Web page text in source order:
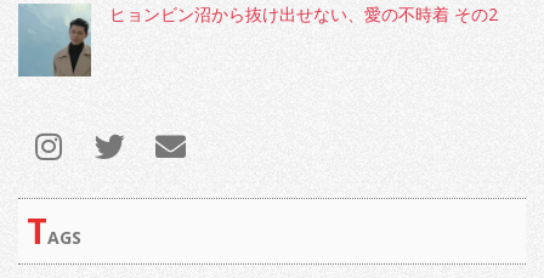
ヒョンビン沼から抜け出せない、愛の不時着 その2
TAGS